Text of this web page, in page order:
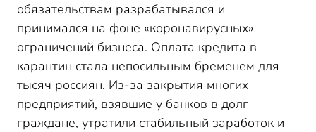
обязательствам разрабатывался и
принимался на фоне «коронавирусных»
ограничений бизнеса. Оплата кредита в
карантин стала непосильным бременем для
тысяч россиян. Из-за закрытия многих
предприятий, взявшие у банков в долг
граждане, утратили стабильный заработок и